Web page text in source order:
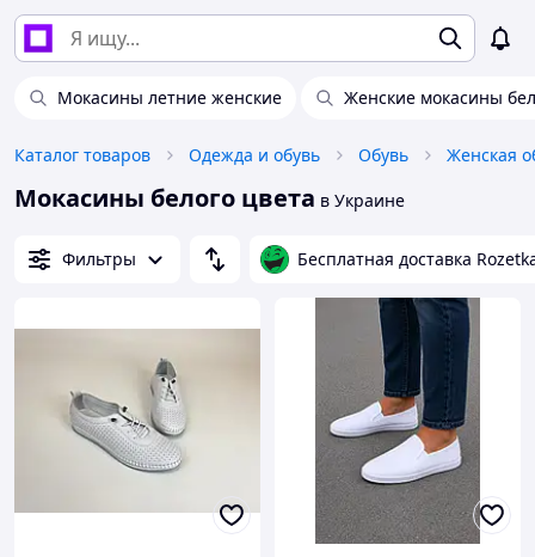
Мокасины летние женские Женские мокасины
Каталог товаров Одежда и обувь Обувь Женская
Мокасины белого цвета в Украине
Фильтры Бесплатная доставка